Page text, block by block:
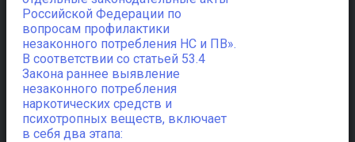
Российской Федерации по
вопросам профилактики
незаконного потребления НС и ПВ».
В соответствии со статьей 53.4
Закона раннее выявление
незаконного потребления
наркотических средств и
психотропных веществ, включает
в себя два этапа: